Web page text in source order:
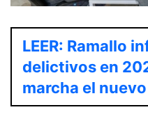
LEER: Ramallo
delictivos en
marcha el